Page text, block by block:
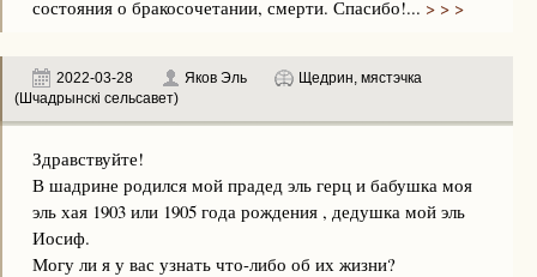
состояния о бракосочетании, смерти. Спасибо!... > > >
2022-03-28 Яков Эль
Щедрин, мястэчка
(Шчадрынскі сельсавет)
Здравствуйте!
В шадрине родился мой прадед эль герц и бабушка моя
эль хая 1903 или 1905 года рождения , дедушка мой эль
Иосиф.
Могу ли я у вас узнать что-либо об их жизни?